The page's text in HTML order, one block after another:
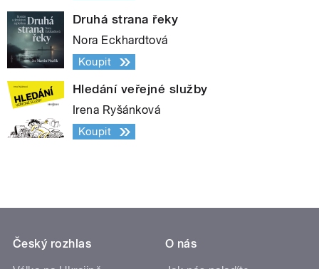
Druhá strana řeky
Nora Eckhardtová
Koupit
Hledání veřejné služby
Irena Ryšánková
Koupit
Český rozhlas
O nás